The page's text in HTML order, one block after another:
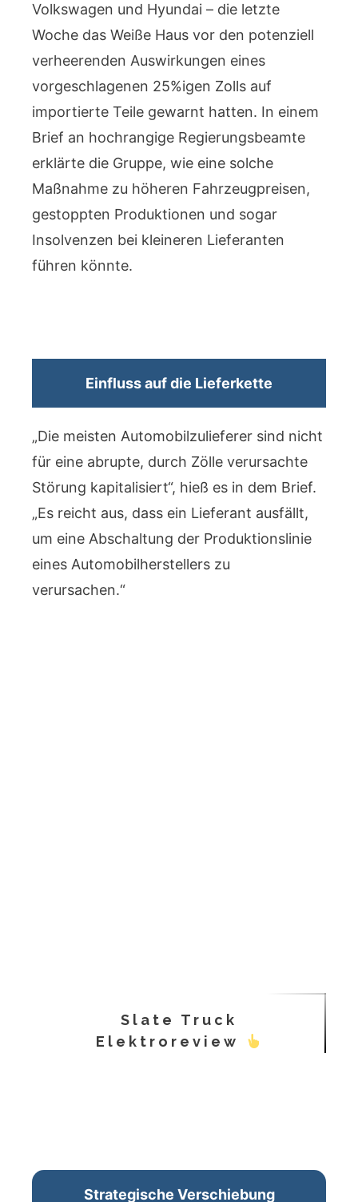
Volkswagen und Hyundai – die letzte
Woche das Weiße Haus vor den potenziell
verheerenden Auswirkungen eines
vorgeschlagenen 25%igen Zolls auf
importierte Teile gewarnt hatten. In einem
Brief an hochrangige Regierungsbeamte
erklärte die Gruppe, wie eine solche
Maßnahme zu höheren Fahrzeugpreisen,
gestoppten Produktionen und sogar
Insolvenzen bei kleineren Lieferanten
führen könnte.
Einfluss auf die Lieferkette
„Die meisten Automobilzulieferer sind nicht
für eine abrupte, durch Zölle verursachte
Störung kapitalisiert“, hieß es in dem Brief.
„Es reicht aus, dass ein Lieferant ausfällt,
um eine Abschaltung der Produktionslinie
eines Automobilherstellers zu
verursachen.“
Slate Truck
Elektroreview
Strategische Verschiebung